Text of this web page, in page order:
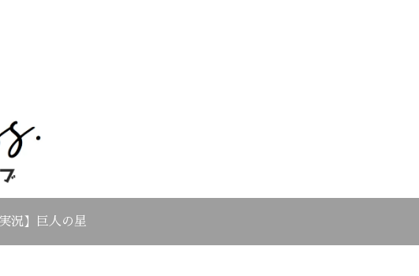
実況】巨人の星